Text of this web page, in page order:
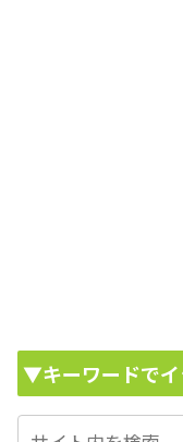
▼キーワードでイ